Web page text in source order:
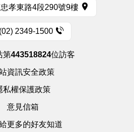
孝東路4段290號9樓
(02) 2349-1500
第443518824位訪客
資訊安全政策
私權保護政策
意見信箱
更多的好友知道